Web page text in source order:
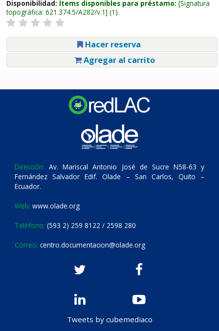
Disponibilidad: Ítems disponibles para préstamo: Signatura
topográfica: 621.374.5/A282/v.1 (1).
Hacer reserva
Agregar al carrito
Dirección: Av. Mariscal Antonio José de Sucre N58-63 y
Fernández Salvador Edif. Olade – San Carlos, Quito –
Ecuador.
Web: www.olade.org
Teléfono: (593 2) 259 8122 / 2598 280
Correo: centro.documentacion@olade.org
Tweets by cubemediaco